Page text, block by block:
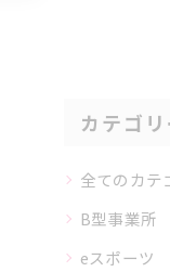
カテゴリ
全てのカテ
B型事業所
eスポーツ